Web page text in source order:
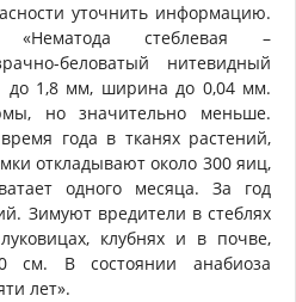
уточнить информацию.
стеблевая –
беловатый нитевидный
до 1,8 мм, ширина до 0,04 мм.
но значительно меньше.
года в тканях растений,
откладывают около 300 яиц,
одного месяца. За год
Зимуют вредители в стеблях
клубнях и в почве,
см. В состоянии анабиоза
лет».